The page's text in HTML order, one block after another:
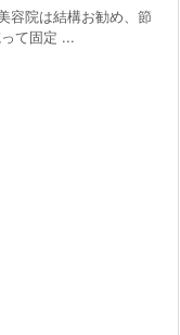
容院は結構お勧め、節
て固定 ...